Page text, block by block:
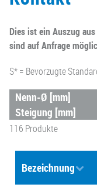
Dies ist ein Auszug
sind auf Anfrage
S* = Bevorzugte
116 Produkte
Bezeichnung